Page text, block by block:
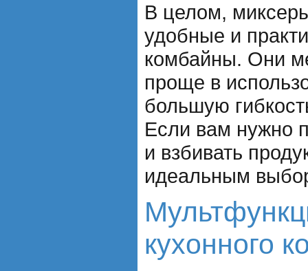
В целом,
удобные и
комбайны. Они
проще в
большую
Если вам нужно
и взбивать
идеальным
кухонного